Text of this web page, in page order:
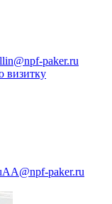
paker.ru
визитку
paker.ru